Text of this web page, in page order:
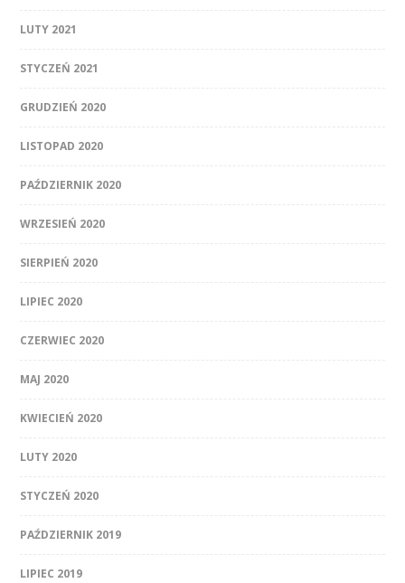
LUTY 2021
STYCZEŃ 2021
GRUDZIEŃ 2020
LISTOPAD 2020
PAŹDZIERNIK 2020
WRZESIEŃ 2020
SIERPIEŃ 2020
LIPIEC 2020
CZERWIEC 2020
MAJ 2020
KWIECIEŃ 2020
LUTY 2020
STYCZEŃ 2020
PAŹDZIERNIK 2019
LIPIEC 2019